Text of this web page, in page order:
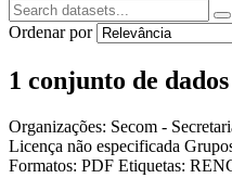
Ordenar por
1 conjunto de
Organizações: Secom -
Licença não especificada
Formatos: PDF Etiquetas: